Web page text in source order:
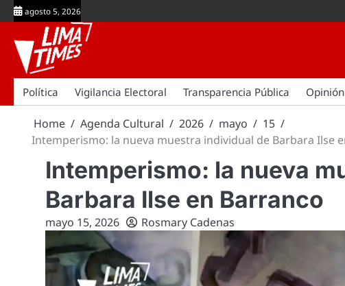
Skip
to
content
agosto 5, 2026
Política Vigilancia Electoral Transparencia Pública Opinión
Home Agenda Cultural 2026 mayo
15
Intemperismo: la nueva muestra individual de Barbara Ilse
Intemperismo: la nueva
Barbara Ilse en Barranco
mayo 15, 2026 Rosmary Cadenas